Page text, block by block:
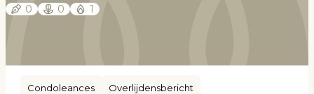
0 0 1
Condoleances Overlijdensbericht